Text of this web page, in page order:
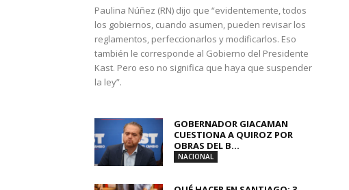
Paulina Núñez (RN) dijo que “evidentemente, todos
los gobiernos, cuando asumen, pueden revisar los
reglamentos, perfeccionarlos y modificarlos. Eso
también le corresponde al Gobierno del Presidente
Kast. Pero eso no significa que haya que suspender
la ley”.
GOBERNADOR GIACAMAN
CUESTIONA A QUIROZ POR
OBRAS DEL B...
NACIONAL